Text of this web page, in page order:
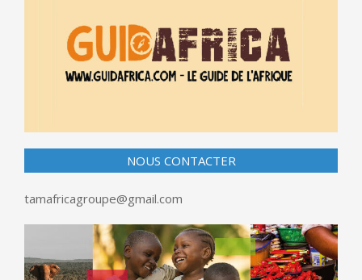
NOUS CONTACTER
tamafricagroupe@gmail.com